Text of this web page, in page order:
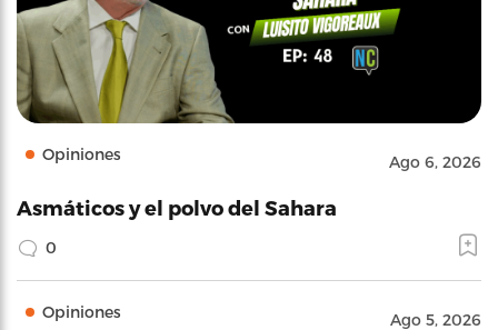
Opiniones Ago 6, 2026
Asmáticos y el polvo del Sahara
0
Opiniones Ago 5, 2026